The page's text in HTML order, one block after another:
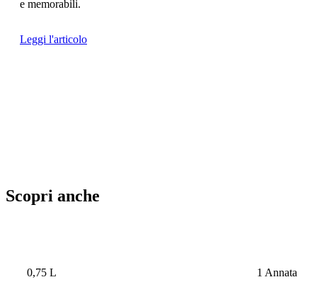
e memorabili.
Leggi l'articolo
Scopri anche
0,75 L 1 Annata